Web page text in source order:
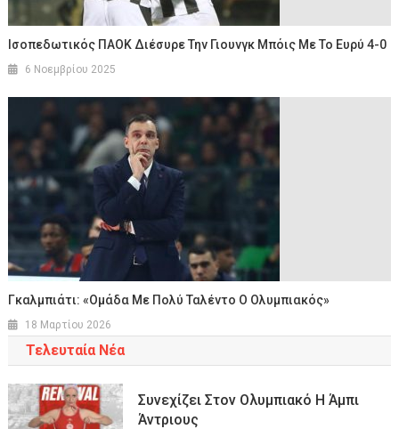
Ισοπεδωτικός ΠΑΟΚ Διέσυρε Την Γιουνγκ Μπόις Με Το Ευρύ 4-0
6 Νοεμβρίου 2025
Γκαλμπιάτι: «Ομάδα Με Πολύ Ταλέντο Ο Ολυμπιακός»
18 Μαρτίου 2026
Τελευταία Νέα
Συνεχίζει Στον Ολυμπιακό Η Άμπι
Άντριους